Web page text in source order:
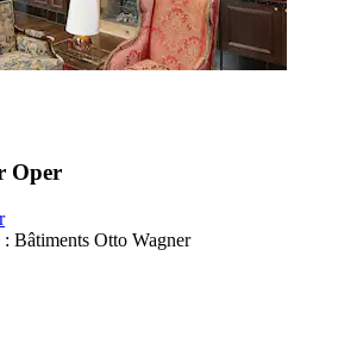
Oper
Bâtiments Otto Wagner